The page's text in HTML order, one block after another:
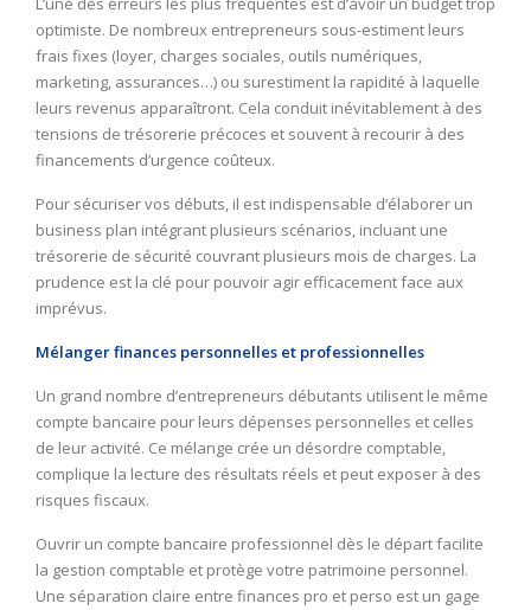
optimiste. De nombreux entrepreneurs sous-estiment leurs
frais fixes (loyer, charges sociales, outils numériques,
marketing, assurances…) ou surestiment la rapidité à laquelle
leurs revenus apparaîtront. Cela conduit inévitablement à des
tensions de trésorerie précoces et souvent à recourir à des
financements d’urgence coûteux.
Pour sécuriser vos débuts, il est indispensable d’élaborer un
business plan intégrant plusieurs scénarios, incluant une
trésorerie de sécurité couvrant plusieurs mois de charges. La
prudence est la clé pour pouvoir agir efficacement face aux
imprévus.
Mélanger finances personnelles et professionnelles
Un grand nombre d’entrepreneurs débutants utilisent le même
compte bancaire pour leurs dépenses personnelles et celles
de leur activité. Ce mélange crée un désordre comptable,
complique la lecture des résultats réels et peut exposer à des
risques fiscaux.
Ouvrir un compte bancaire professionnel dès le départ facilite
la gestion comptable et protège votre patrimoine personnel.
Une séparation claire entre finances pro et perso est un gage